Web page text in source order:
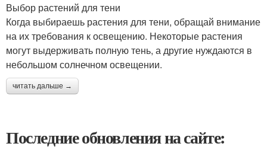
Выбор растений для тени
Когда выбираешь растения для тени, обращай внимание
на их требования к освещению. Некоторые растения
могут выдерживать полную тень, а другие нуждаются в
небольшом солнечном освещении.
читать дальше →
Последние обновления на сайте: